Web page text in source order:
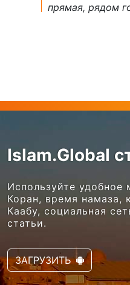
прямая, рядом
Islam.Global
Используйте удобное
Коран, время намаза,
Каабу, социальная
статьи.
ЗАГРУЗИТЬ